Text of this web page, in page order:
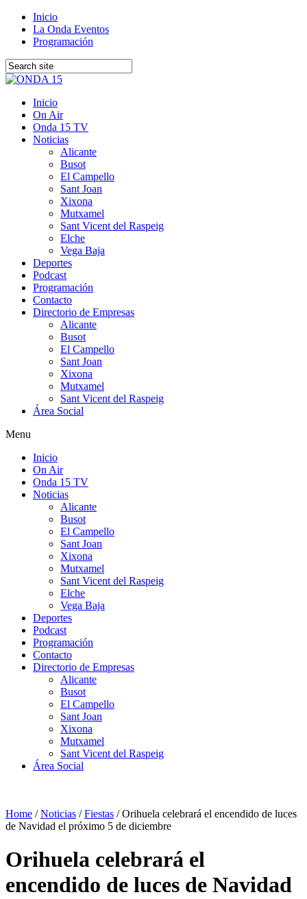
Inicio
La Onda Eventos
Programación
Inicio
On Air
Onda 15 TV
Noticias
Alicante
Busot
El Campello
Sant Joan
Xixona
Mutxamel
Sant Vicent del Raspeig
Elche
Vega Baja
Deportes
Podcast
Programación
Contacto
Directorio de Empresas
Alicante
Busot
El Campello
Sant Joan
Xixona
Mutxamel
Sant Vicent del Raspeig
Área Social
Menu
Inicio
On Air
Onda 15 TV
Noticias
Alicante
Busot
El Campello
Sant Joan
Xixona
Mutxamel
Sant Vicent del Raspeig
Elche
Vega Baja
Deportes
Podcast
Programación
Contacto
Directorio de Empresas
Alicante
Busot
El Campello
Sant Joan
Xixona
Mutxamel
Sant Vicent del Raspeig
Área Social
Home /Noticias /Fiestas /Orihuela celebrará el encendido de luces
de Navidad el próximo 5 de diciembre
Orihuela celebrará el
encendido de luces de Navidad